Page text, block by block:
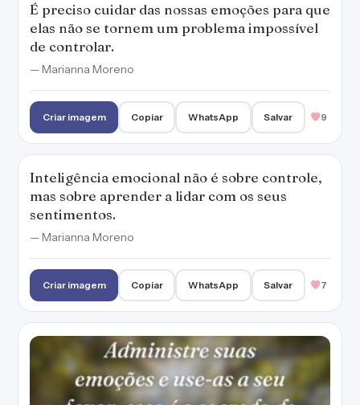
É preciso cuidar das nossas emoções para que
elas não se tornem um problema impossível
de controlar.
— Marianna Moreno
Criar imagem Copiar WhatsApp Salvar 9
Inteligência emocional não é sobre controle,
mas sobre aprender a lidar com os seus
sentimentos.
— Marianna Moreno
Criar imagem Copiar WhatsApp Salvar 7